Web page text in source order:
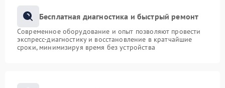
Бесплатная диагностика и быстрый ремонт
Современное оборудование и опыт позволяют провести
экспресс-диагностику и восстановление в кратчайшие
сроки, минимизируя время без устройства